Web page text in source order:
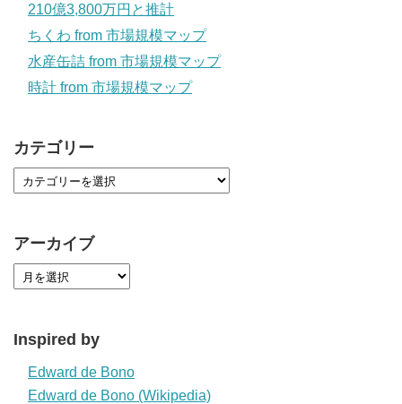
210億3,800万円と推計
ちくわ from 市場規模マップ
水産缶詰 from 市場規模マップ
時計 from 市場規模マップ
カテゴリー
アーカイブ
Inspired by
Edward de Bono
Edward de Bono (Wikipedia)